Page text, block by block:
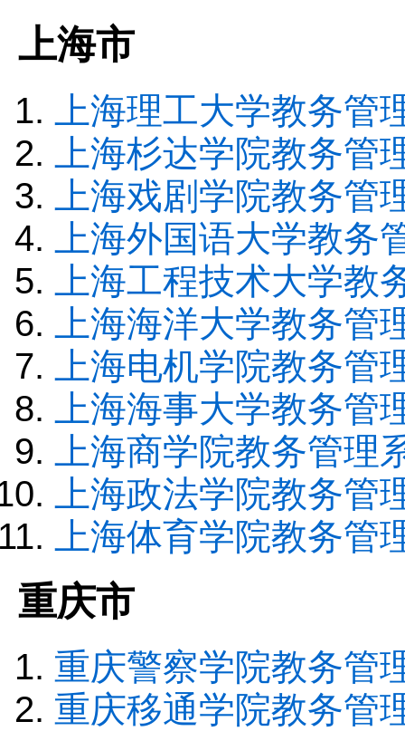
上海市
上海理工大学教务管
上海杉达学院教务管
上海戏剧学院教务管
上海外国语大学教务
上海工程技术大学教
上海海洋大学教务管
上海电机学院教务管
上海海事大学教务管
上海商学院教务管理
上海政法学院教务管
上海体育学院教务管
重庆市
重庆警察学院教务管
重庆移通学院教务管